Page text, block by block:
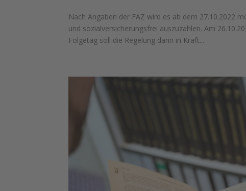
Nach Angaben der FAZ wird es ab dem 27.10.2022
und sozialversicherungsfrei auszuzahlen. Am
Folgetag soll die Regelung dann in Kraft...